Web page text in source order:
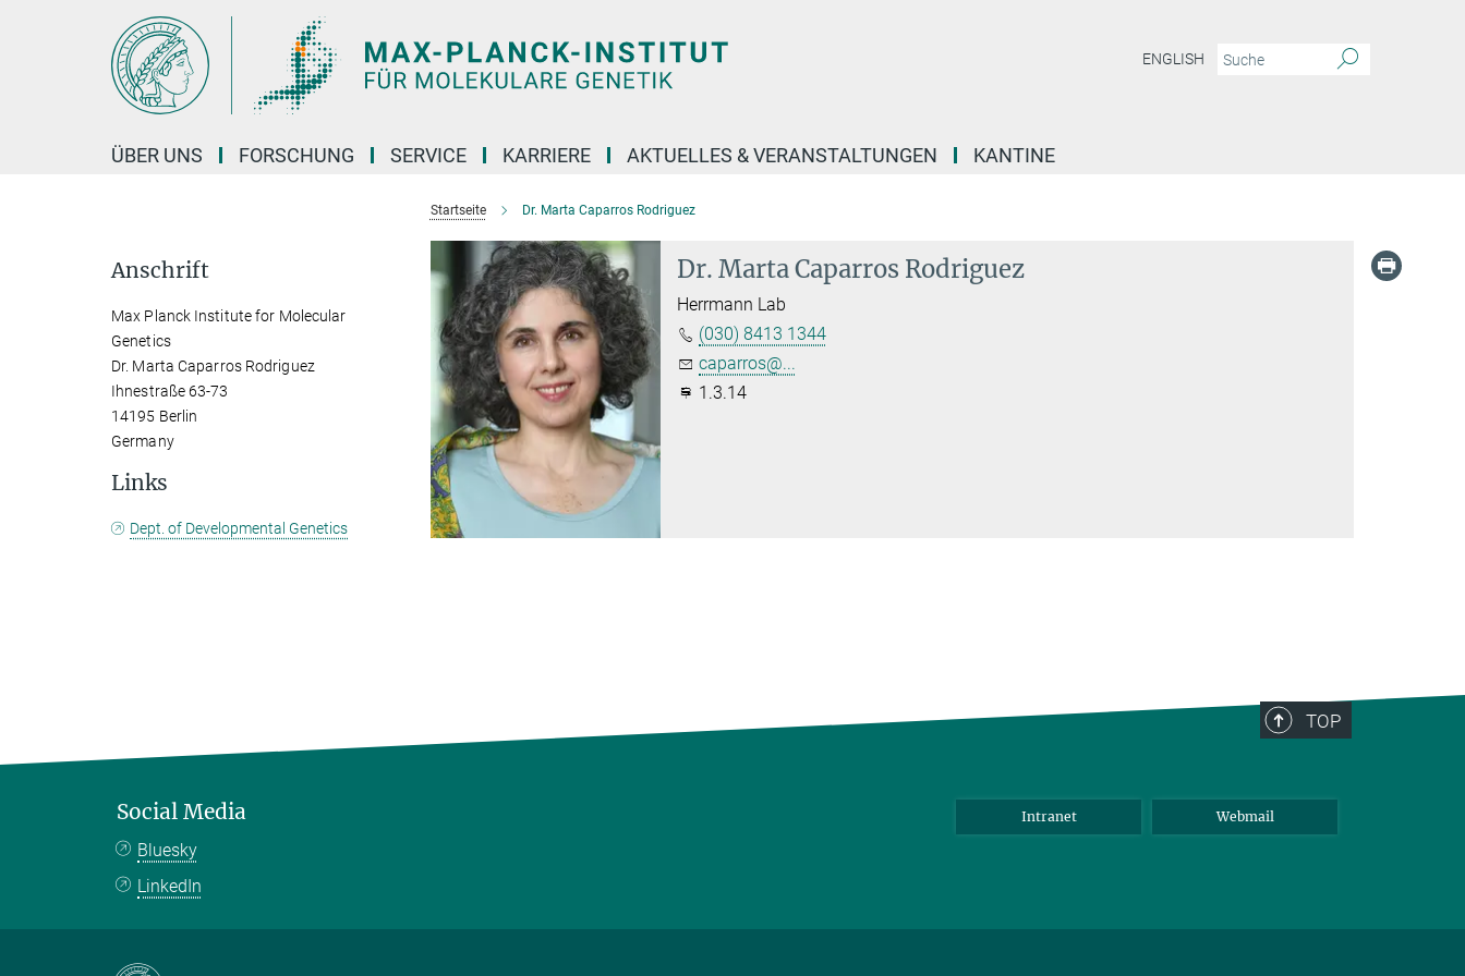
ENGLISH
ÜBER UNS FORSCHUNG SERVICE KARRIERE AKTUELLES & VERANSTALTUNGEN KANTINE
Startseite Dr. Marta Caparros Rodriguez
Dr. Marta Caparros Rodriguez
Herrmann Lab
(030) 8413 1344
caparros@...
1.3.14
Anschrift
Max Planck Institute for Molecular
Genetics
Dr. Marta Caparros Rodriguez
Ihnestraße 63-73
14195 Berlin
Germany
Links
Dept. of Developmental Genetics
TOP
Social Media
Bluesky
LinkedIn
Intranet Webmail